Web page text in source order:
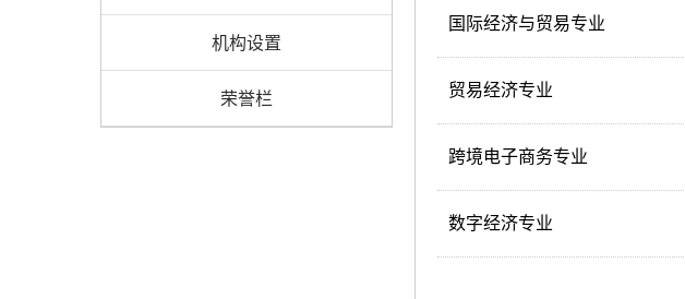
机构设置
荣誉栏
国际经济与贸易专业
贸易经济专业
跨境电子商务专业
数字经济专业